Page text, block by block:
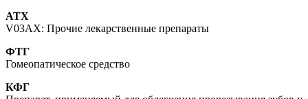
ATX
V03AX: Прочие лекарственные препараты
ФТГ
Гомеопатическое средство
КФГ